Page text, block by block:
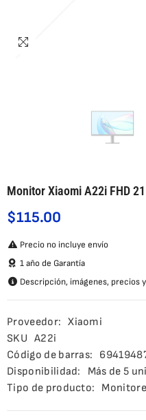
Monitor Xiaomi A22i FHD
$115.00
Precio no incluye envío
1 año de Garantía
Descripción, imágenes, precios
Proveedor: Xiaomi
SKU A22i
Código de barras:
Disponibilidad:
Más de 5
Tipo de producto: